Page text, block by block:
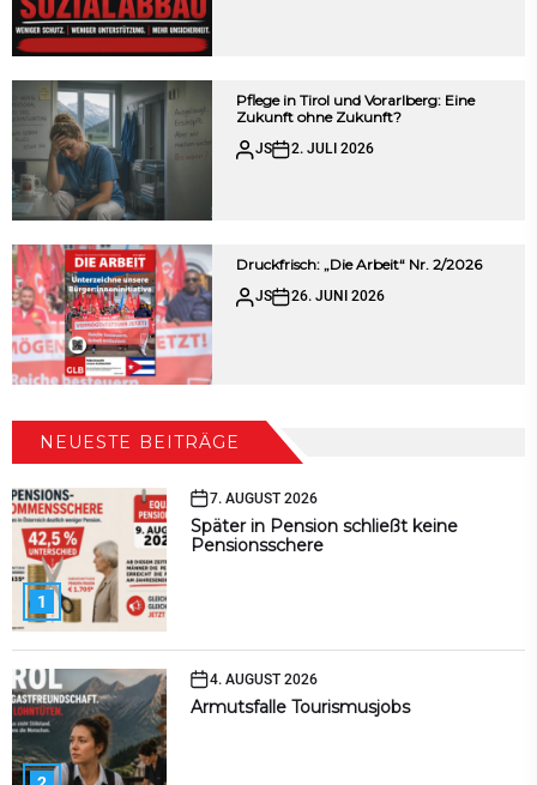
Pflege in Tirol und Vorarlberg: Eine
Zukunft ohne Zukunft?
JS 2. JULI 2026
Druckfrisch: „Die Arbeit“ Nr. 2/2026
JS 26. JUNI 2026
NEUESTE BEITRÄGE
1
7. AUGUST 2026
Später in Pension schließt keine
Pensionsschere
4. AUGUST 2026
Armutsfalle Tourismusjobs